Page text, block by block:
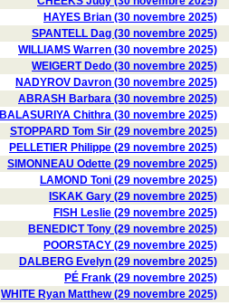
HAYES Brian (30 novembre 2025)
SPANTELL Dag (30 novembre 2025)
WILLIAMS Warren (30 novembre 2025)
WEIGERT Dedo (30 novembre 2025)
NADYROV Davron (30 novembre 2025)
ABRASH Barbara (30 novembre 2025)
BALASURIYA Chithra (30 novembre 2025)
STOPPARD Tom Sir (29 novembre 2025)
PELLETIER Philippe (29 novembre 2025)
SIMONNEAU Odette (29 novembre 2025)
LAMOND Toni (29 novembre 2025)
ISKAK Gary (29 novembre 2025)
FISH Leslie (29 novembre 2025)
BENEDICT Tony (29 novembre 2025)
POORSTACY (29 novembre 2025)
DALBERG Evelyn (29 novembre 2025)
PÉ Frank (29 novembre 2025)
WHITE Ryan Matthew (29 novembre 2025)